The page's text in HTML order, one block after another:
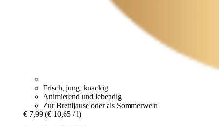
Frisch, jung, knackig
Animierend und lebendig
Zur Brettljause oder als Sommerwein
€ 7,99 (€ 10,65 / l)